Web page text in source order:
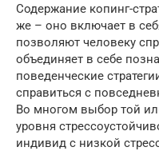
Содержание копинг-
же – оно включает в
позволяют человеку
объединяет в себе
поведенческие
справиться с
Во многом выбор той
уровня
индивид с низкой